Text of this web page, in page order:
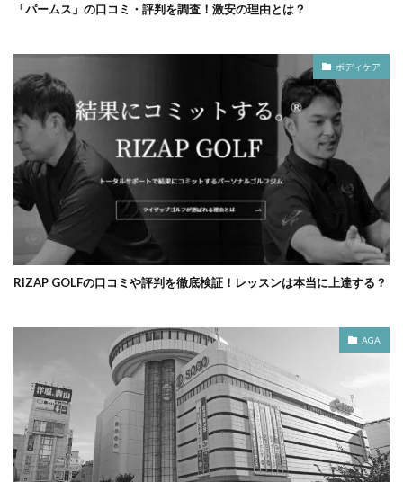
「パームス」の口コミ・評判を調査！激安の理由とは？
ボディケア
RIZAP GOLFの口コミや評判を徹底検証！レッスンは本当に上達する？
AGA